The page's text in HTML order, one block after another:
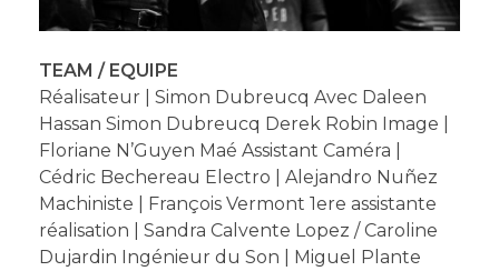
TEAM / EQUIPE
Réalisateur | Simon Dubreucq Avec Daleen
Hassan Simon Dubreucq Derek Robin Image |
Floriane N’Guyen Maé Assistant Caméra |
Cédric Bechereau Electro | Alejandro Nuñez
Machiniste | François Vermont 1ere assistante
réalisation | Sandra Calvente Lopez / Caroline
Dujardin Ingénieur du Son | Miguel Plante